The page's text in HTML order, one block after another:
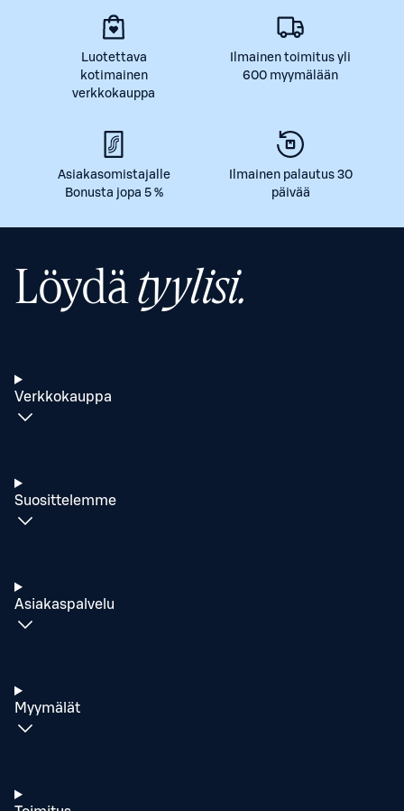
Luotettava
kotimainen
verkkokauppa
Ilmainen toimitus yli
600 myymälään
Asiakasomistajalle
Bonusta jopa 5 %
Ilmainen palautus 30
päivää
Löydätyylisi.
Verkkokauppa
Suosittelemme
Asiakaspalvelu
Myymälät